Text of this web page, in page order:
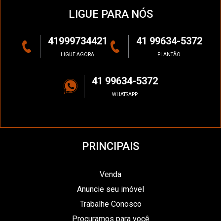
LIGUE PARA NÓS
41999734421
LIGUE AGORA
41 99634-5372
PLANTÃO
41 99634-5372
WHATSAPP
PRINCIPAIS
Venda
Anuncie seu imóvel
Trabalhe Conosco
Procuramos para você